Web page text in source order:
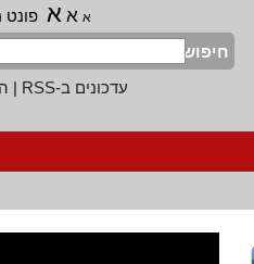
א א א פונט
חיפוש
עדכונים ב-RSS
|